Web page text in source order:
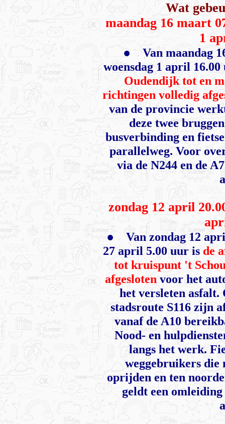
Wat
maandag 16 maart
1
●
Van maandag
woensdag 1 april 16.00
Oudendijk tot en
richtingen volledig
van de provincie
deze twee
busverbinding en
parallelweg. Voor
via de N244 en de
zondag 12 april
●
Van zondag 12
27 april 5.00 uur is de
tot kruispunt 't
afgesloten voor het
het versleten asfalt.
stadsroute S116 zijn
vanaf de A10
Nood- en
langs het werk.
weggebruikers die
oprijden en ten
geldt een